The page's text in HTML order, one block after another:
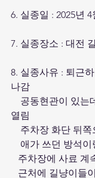
6. 실종일 : 2025년 4
7. 실종장소 : 대전
8. 실종사유 : 퇴근
나감
열림
주차장 화단 뒤
애가 쓰던 방
주차장에 사료